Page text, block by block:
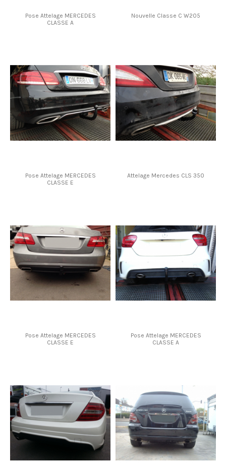
Pose Attelage MERCEDES
CLASSE A
Nouvelle Classe C W205
Pose Attelage MERCEDES
CLASSE E
Attelage Mercedes CLS 350
Pose Attelage MERCEDES
CLASSE E
Pose Attelage MERCEDES
CLASSE A